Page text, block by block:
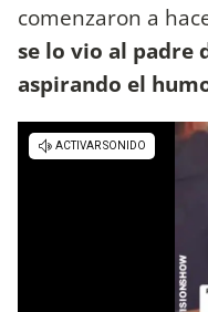
comenzaron a
se lo vio al padre
aspirando el